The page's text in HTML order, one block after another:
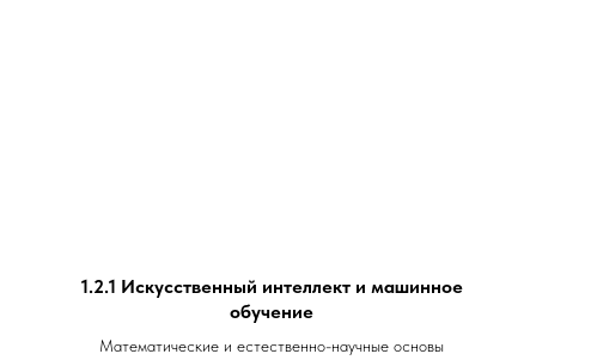
1.2.1 Искусственный интеллект и машинное
обучение
Математические и естественно-научные основы